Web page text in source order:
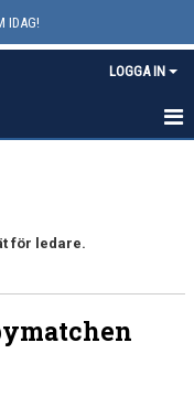
IDAG!
LOGGA IN
för ledare.